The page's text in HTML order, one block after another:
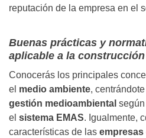
reputación de la empresa en el
Buenas prácticas y
aplicable a la construcción
Conocerás los principales
el medio ambiente,
gestión medioambiental
el sistema EMAS. Igualmente,
características de las